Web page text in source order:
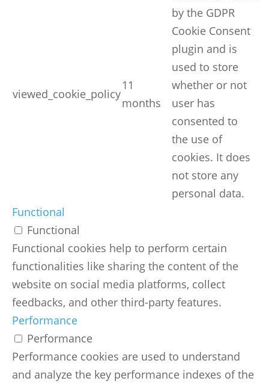
viewed_cookie_policy
11
months
by the GDPR
Cookie Consent
plugin and is
used to store
whether or not
user has
consented to
the use of
cookies. It does
not store any
personal data.
Functional
Functional
Functional cookies help to perform certain
functionalities like sharing the content of the
website on social media platforms, collect
feedbacks, and other third-party features.
Performance
Performance
Performance cookies are used to understand
and analyze the key performance indexes of the